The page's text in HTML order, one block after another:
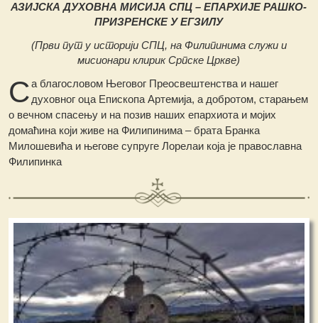
АЗИЈСКА ДУХОВНА МИСИЈА СПЦ – ЕПАРХИЈЕ РАШКО-
ПРИЗРЕНСКЕ У ЕГЗИЛУ
(Први пут у историји СПЦ, на Филипинима служи и
мисионари клирик Српске Цркве)
Са благословом Његовог Преосвештенства и нашег
духовног оца Епископа Артемија, а добротом, старањем
о вечном спасењу и на позив наших епархиота и мојих
домаћина који живе на Филипинима – брата Бранка
Милошевића и његове супруге Лорелаи која је православна
Филипинка